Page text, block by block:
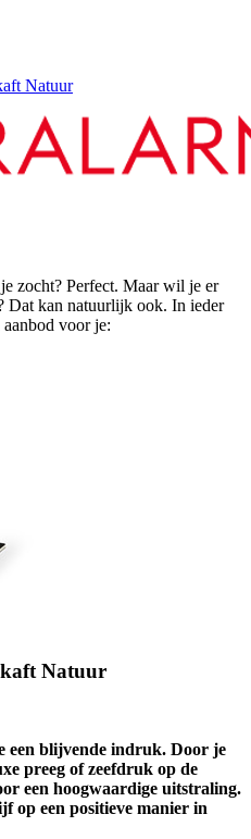
Natuur
zocht? Perfect. Maar wil je er
Dat kan natuurlijk ook. In ieder
voor je:
kaft Natuur
een blijvende indruk. Door je
preeg of zeefdruk op de
een hoogwaardige uitstraling.
op een positieve manier in